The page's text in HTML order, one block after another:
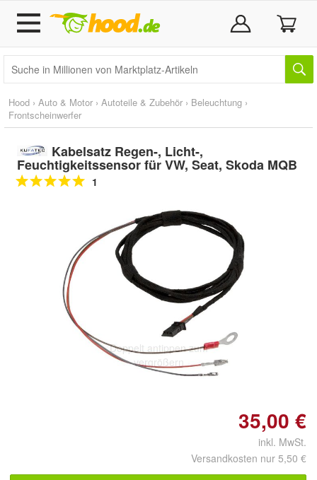
Hood › Auto & Motor › Autoteile & Zubehör › Beleuchtung ›
Frontscheinwerfer
Kabelsatz Regen-, Licht-,
Feuchtigkeitssensor für VW, Seat, Skoda MQB
1
Doppelt antippen zum
vergrößern
35,00 €
inkl. MwSt.
Versandkosten nur 5,50 €